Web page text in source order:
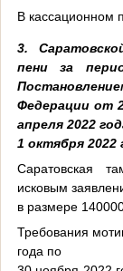
В кассационном
3.
пени за
Федерации от
апреля 2022
1 октября 2022
Саратовская
исковым
в размере
Требования
года по